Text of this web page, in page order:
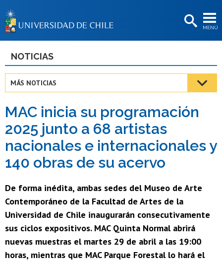
MENÚ
BIBLIOTECAS
Estudiantes
Académicas/os
Funcionarias/os
Egresadas/os
NOTICIAS
MÁS NOTICIAS
MAC inicia su programación
2025 junto a 68 artistas
nacionales e internacionales y
140 obras de su acervo
De forma inédita, ambas sedes del Museo de Arte
Contemporáneo de la Facultad de Artes de la
Universidad de Chile inaugurarán consecutivamente
sus ciclos expositivos. MAC Quinta Normal abrirá
nuevas muestras el martes 29 de abril a las 19:00
horas, mientras que MAC Parque Forestal lo hará el